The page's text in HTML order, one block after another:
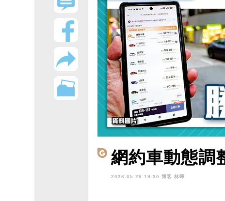
網約車動態調
2026.05.29 19:30 博客 林暉